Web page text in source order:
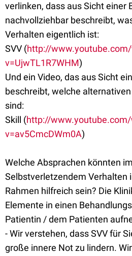
verlinken, dass aus Sicht einer
nachvollziehbar beschreibt,
Verhalten eigentlich ist:
SVV (http://
v=UjwTL1R7WHM)
Und ein Video, das aus Sicht
beschreibt, welche
sind:
Skill (http://
v=av5CmcDWm0A)
Welche Absprachen könnten
Selbstverletzendem Verhalten
Rahmen hilfreich sein? Die
Elemente in einen
Patientin / dem Patienten
- Wir verstehen, dass SVV für
große innere Not zu lindern.